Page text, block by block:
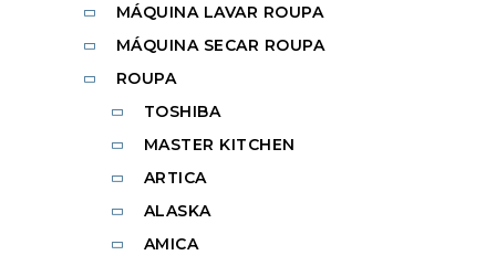
MÁQUINA LAVAR ROUPA
MÁQUINA SECAR ROUPA
ROUPA
TOSHIBA
MASTER KITCHEN
ARTICA
ALASKA
AMICA